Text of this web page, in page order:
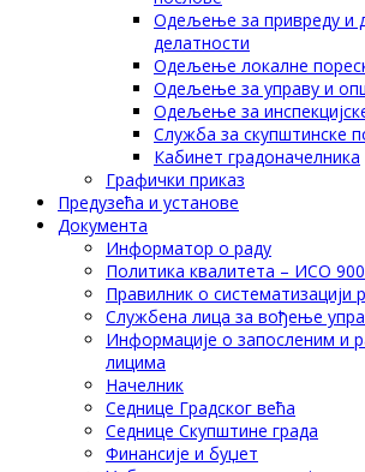
Одељење за привреду и
делатности
Одељење локалне
Одељење за управу и
Одељење за
Служба за скупштинске
Кабинет градоначелника
Графички приказ
Предузећа и установе
Документа
Информатор о раду
Политика квалитета – ИСО
Правилник о систематизацији
Службена лица за вођење
Информације о запосленим и
лицима
Начелник
Седнице Градског већа
Седнице Скупштине града
Финансије и буџет